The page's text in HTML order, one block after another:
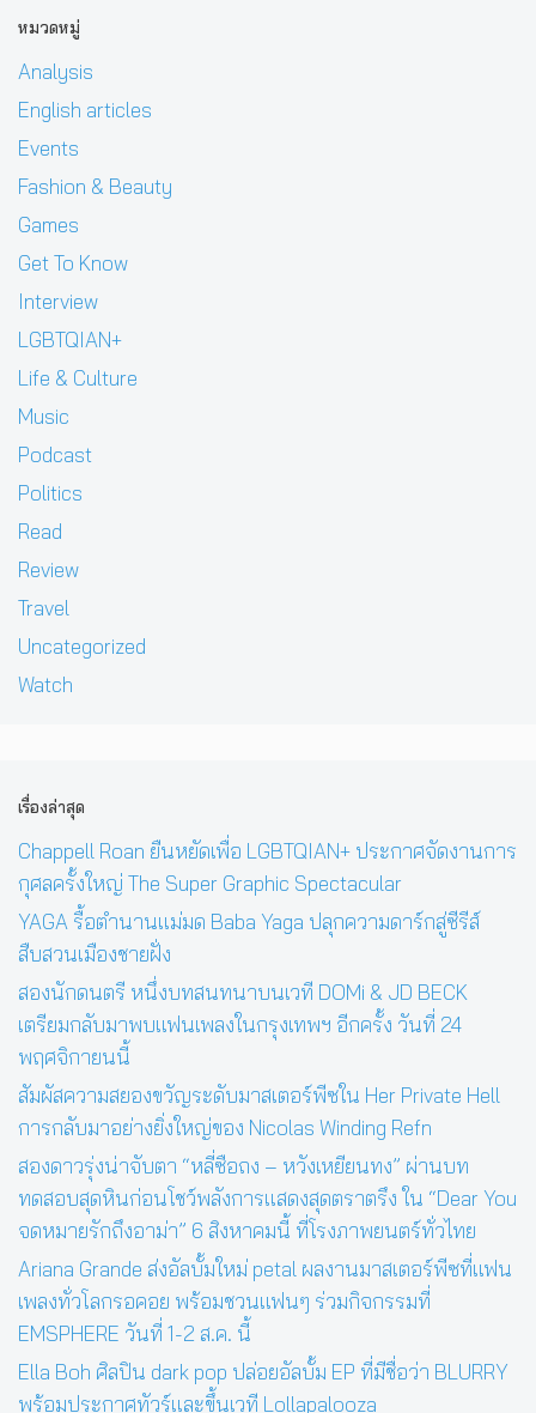
หมวดหมู่
Analysis
English articles
Events
Fashion & Beauty
Games
Get To Know
Interview
LGBTQIAN+
Life & Culture
Music
Podcast
Politics
Read
Review
Travel
Uncategorized
Watch
เรื่องล่าสุด
Chappell Roan ยืนหยัดเพื่อ LGBTQIAN+ ประกาศจัดงานการ
กุศลครั้งใหญ่ The Super Graphic Spectacular
YAGA รื้อตำนานแม่มด Baba Yaga ปลุกความดาร์กสู่ซีรีส์
สืบสวนเมืองชายฝั่ง
สองนักดนตรี หนึ่งบทสนทนาบนเวที DOMi & JD BECK
เตรียมกลับมาพบแฟนเพลงในกรุงเทพฯ อีกครั้ง วันที่ 24
พฤศจิกายนนี้
สัมผัสความสยองขวัญระดับมาสเตอร์พีซใน Her Private Hell
การกลับมาอย่างยิ่งใหญ่ของ Nicolas Winding Refn
สองดาวรุ่งน่าจับตา “หลี่ซือถง – หวังเหยียนทง” ผ่านบท
ทดสอบสุดหินก่อนโชว์พลังการแสดงสุดตราตรึง ใน “Dear You
จดหมายรักถึงอาม่า” 6 สิงหาคมนี้ ที่โรงภาพยนตร์ทั่วไทย
Ariana Grande ส่งอัลบั้มใหม่ petal ผลงานมาสเตอร์พีซที่แฟน
เพลงทั่วโลกรอคอย พร้อมชวนแฟนๆ ร่วมกิจกรรมที่
EMSPHERE วันที่ 1-2 ส.ค. นี้
Ella Boh ศิลปิน dark pop ปล่อยอัลบั้ม EP ที่มีชื่อว่า BLURRY
พร้อมประกาศทัวร์และขึ้นเวที Lollapalooza